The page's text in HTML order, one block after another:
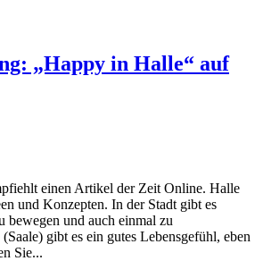
„Happy in Halle“ auf
einen Artikel der Zeit Online. Halle
und Konzepten. In der Stadt gibt es
bewegen und auch einmal zu
gibt es ein gutes Lebensgefühl, eben
Sie...